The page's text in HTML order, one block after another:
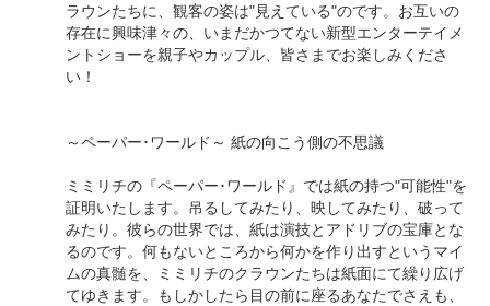
ラウンたちに、観客の姿は"見えている"のです。お互いの
存在に興味津々の、いまだかつてない新型エンターテイメ
ントショーを親子やカップル、皆さまでお楽しみくださ
い！
～ペーパー･ワールド～ 紙の向こう側の不思議
ミミリチの『ペーパー･ワールド』では紙の持つ"可能性"を
証明いたします。吊るしてみたり、映してみたり、破って
みたり。彼らの世界では、紙は演技とアドリブの宝庫とな
るのです。何もないところから何かを作り出すというマイ
ムの真髄を、ミミリチのクラウンたちは紙面にて繰り広げ
てゆきます。もしかしたら目の前に座るあなたでさえも、